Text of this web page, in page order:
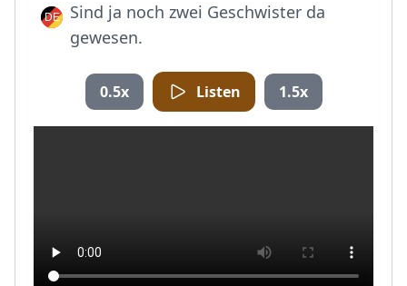
Sind ja noch zwei Geschwister da
gewesen.
0.5x Listen 1.5x